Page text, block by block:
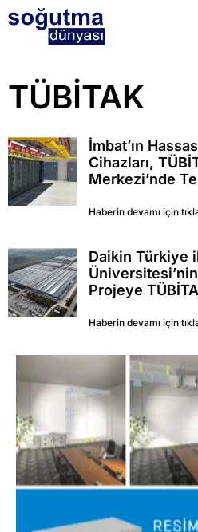
TÜBİTAK
İmbat’ın
Cihazları,
Merkezi’nde
Haberin devamı için
Daikin Türkiye
Projeye
Haberin devamı için